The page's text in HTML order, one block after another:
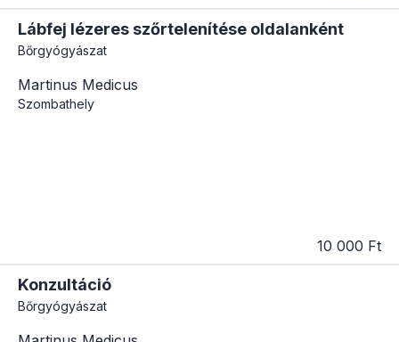
Lábfej lézeres szőrtelenítése oldalanként
Bőrgyógyászat
Martinus Medicus
Szombathely
10 000 Ft
Konzultáció
Bőrgyógyászat